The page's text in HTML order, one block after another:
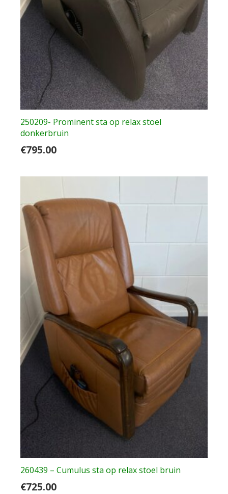
250209- Prominent sta op relax stoel
donkerbruin
€795.00
260439 – Cumulus sta op relax stoel bruin
€725.00